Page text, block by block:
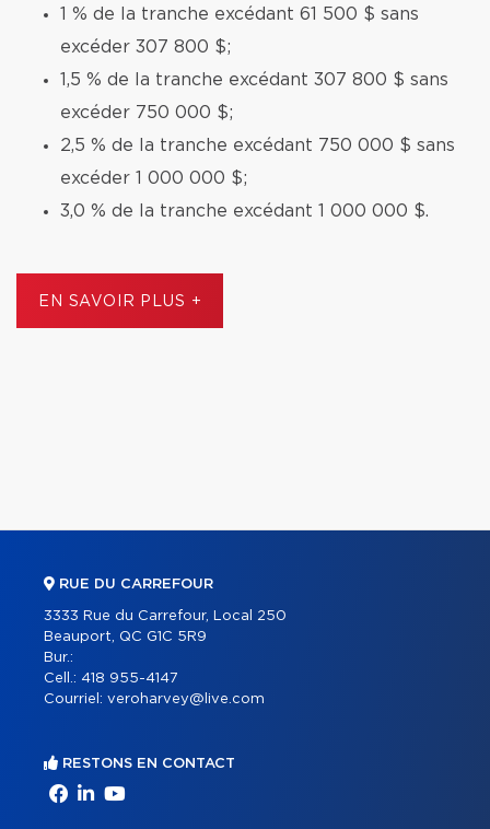
1 % de la tranche excédant 61 500 $ sans
excéder 307 800 $;
1,5 % de la tranche excédant 307 800 $ sans
excéder 750 000 $;
2,5 % de la tranche excédant 750 000 $ sans
excéder 1 000 000 $;
3,0 % de la tranche excédant 1 000 000 $.
EN SAVOIR PLUS +
RUE DU CARREFOUR
3333 Rue du Carrefour, Local 250
Beauport, QC G1C 5R9
Bur.:
Cell.: 418 955-4147
Courriel: veroharvey@live.com
RESTONS EN CONTACT